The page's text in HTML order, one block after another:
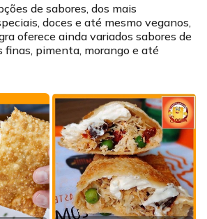
de sabores, dos mais
doces e até mesmo veganos,
oferece ainda variados sabores de
finas, pimenta, morango e até